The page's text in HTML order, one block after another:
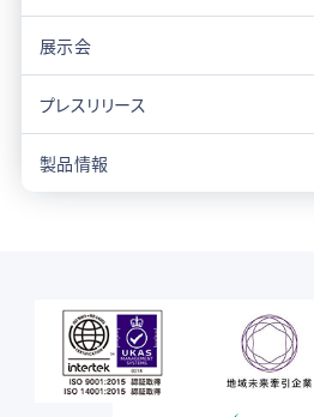
展示会
プレスリリース
製品情報